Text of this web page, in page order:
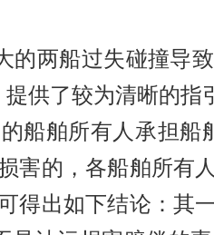
的两船过失碰撞导
供了较为清晰的指
船舶所有人承担
害的，各船舶所有
得出如下结论：其